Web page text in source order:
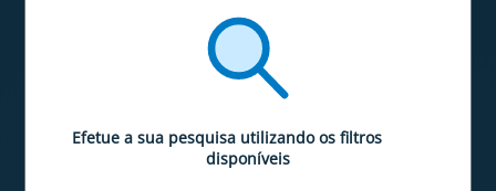
Efetue a sua pesquisa utilizando os filtros
disponíveis